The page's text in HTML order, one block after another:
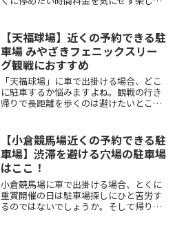
けてスムーズに帰りたいここでは、「明
治神宮」付近でお得に駐車ReadMore...
【天福球場】近くの予約できる駐
車場 みやざきフェニックスリー
グ観戦におすすめ
「天福球場」に車で出掛ける場合、どこ
に駐車するか悩みますよね。観戦の行き
帰りで長距離を歩くのは避けたいところ
を気にせず楽しみたい駐車場を探すのに
時間をかけたくない自由にReadMore...
【小倉競馬場近くの予約できる駐
車場】渋滞を避ける穴場の駐車場
はここ！
小倉競馬場に車で出掛ける場合、とくに
重賞開催の日は駐車場探しにひと苦労す
るのではないでしょうか。そして帰りの